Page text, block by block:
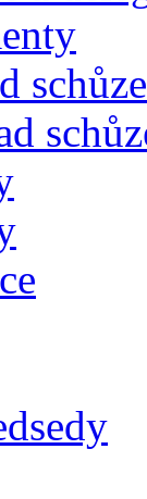
schůze